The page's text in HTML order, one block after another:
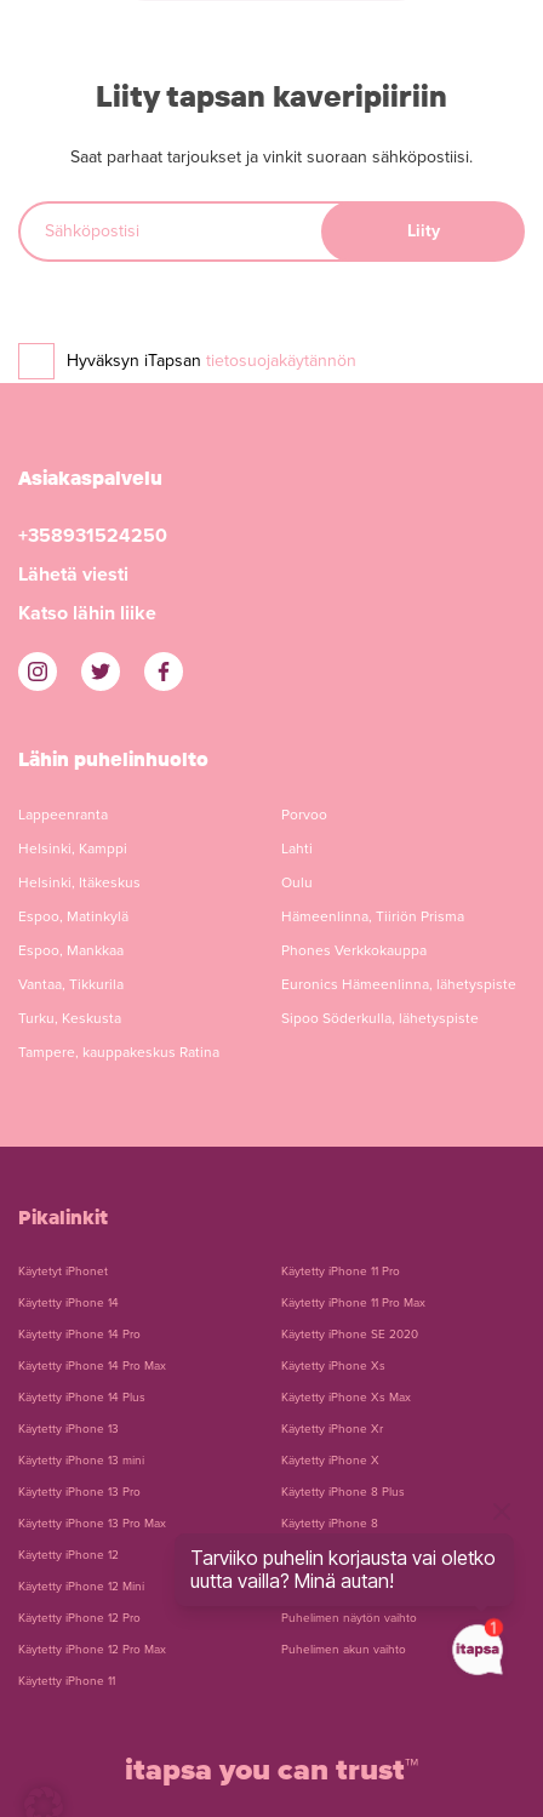
Liity tapsan kaveripiiriin
Saat parhaat tarjoukset ja vinkit suoraan sähköpostiisi.
Hyväksyn iTapsan tietosuojakäytännön
Asiakaspalvelu
+358931524250
Lähetä viesti
Katso lähin liike
Lähin puhelinhuolto
Lappeenranta
Helsinki, Kamppi
Helsinki, Itäkeskus
Espoo, Matinkylä
Espoo, Mankkaa
Vantaa, Tikkurila
Turku, Keskusta
Tampere, kauppakeskus Ratina
Porvoo
Lahti
Oulu
Hämeenlinna, Tiiriön Prisma
Phones Verkkokauppa
Euronics Hämeenlinna, lähetyspiste
Sipoo Söderkulla, lähetyspiste
Pikalinkit
Käytetyt iPhonet
Käytetty iPhone 14
Käytetty iPhone 14 Pro
Käytetty iPhone 14 Pro Max
Käytetty iPhone 14 Plus
Käytetty iPhone 13
Käytetty iPhone 13 mini
Käytetty iPhone 13 Pro
Käytetty iPhone 13 Pro Max
Käytetty iPhone 12
Käytetty iPhone 12 Mini
Käytetty iPhone 12 Pro
Käytetty iPhone 12 Pro Max
Käytetty iPhone 11
Käytetty iPhone 11 Pro
Käytetty iPhone 11 Pro Max
Käytetty iPhone SE 2020
Käytetty iPhone Xs
Käytetty iPhone Xs Max
Käytetty iPhone Xr
Käytetty iPhone X
Käytetty iPhone 8 Plus
Käytetty iPhone 8
Käytetty iPhone 7 Plus
Käytetty iPhone 7
Puhelimen näytön vaihto
Puhelimen akun vaihto
itapsa you can trust™
Tarviiko puhelin korjausta vai oletko
uutta vailla? Minä autan!